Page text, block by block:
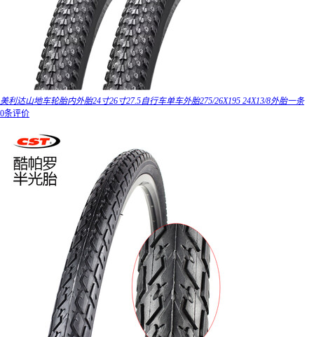
美利达山地车轮胎内外胎24寸26寸27.5自行车单车外胎275/26X195 24X13/8外胎一条
0条评价